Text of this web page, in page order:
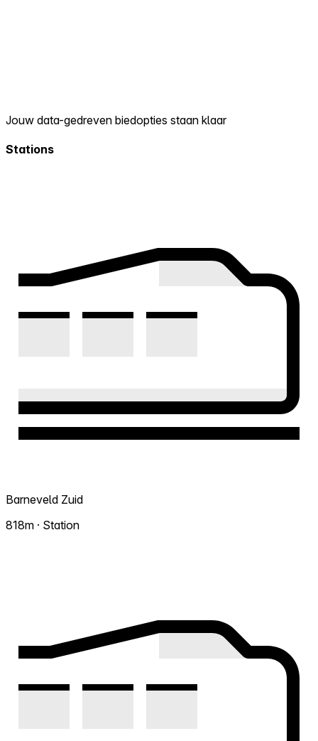
Jouw data-gedreven biedopties staan klaar
Stations
Barneveld Zuid
818m · Station